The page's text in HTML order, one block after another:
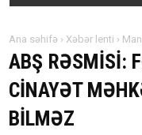
Ana səhifə › Xəbər lenti ›
ABŞ RƏSMİSİ:
CİNAYƏT
BİLMƏZ